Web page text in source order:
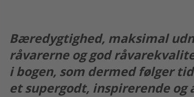
Bæredygtighed, maksimal
råvarerne og god
i bogen, som dermed følger
et supergodt, inspirerende